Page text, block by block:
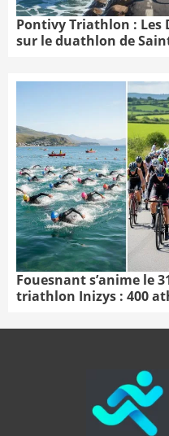
Pontivy Triathlon : Les
sur le duathlon de
Fouesnant s’anime le
triathlon Inizys : 400